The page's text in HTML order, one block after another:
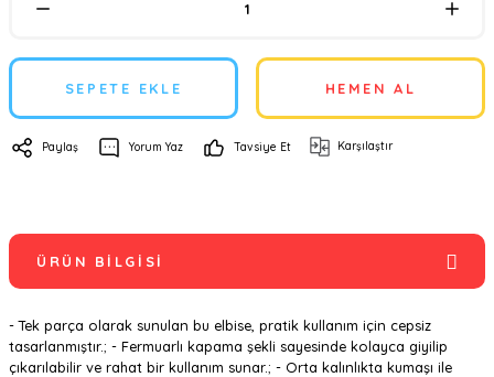
SEPETE EKLE HEMEN AL
Paylaş Yorum Yaz Tavsiye Et Karşılaştır
ÜRÜN BILGISI
- Tek parça olarak sunulan bu elbise, pratik kullanım için cepsiz
tasarlanmıştır.; - Fermuarlı kapama şekli sayesinde kolayca giyilip
çıkarılabilir ve rahat bir kullanım sunar.; - Orta kalınlıkta kumaşı ile